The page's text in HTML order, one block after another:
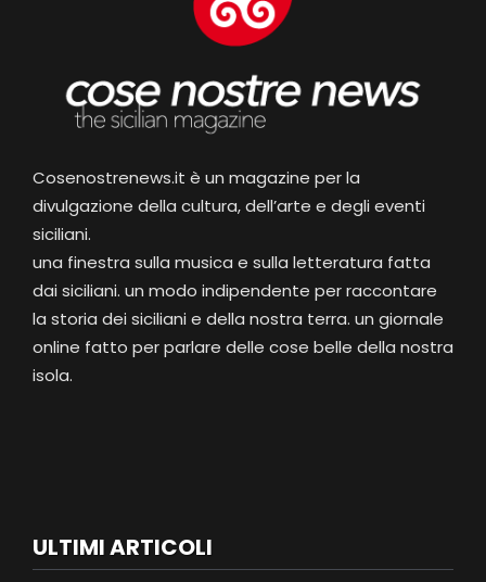
Cosenostrenews.it è un magazine per la
divulgazione della cultura, dell’arte e degli eventi
siciliani.
una finestra sulla musica e sulla letteratura fatta
dai siciliani. un modo indipendente per raccontare
la storia dei siciliani e della nostra terra. un giornale
online fatto per parlare delle cose belle della nostra
isola.
ULTIMI ARTICOLI